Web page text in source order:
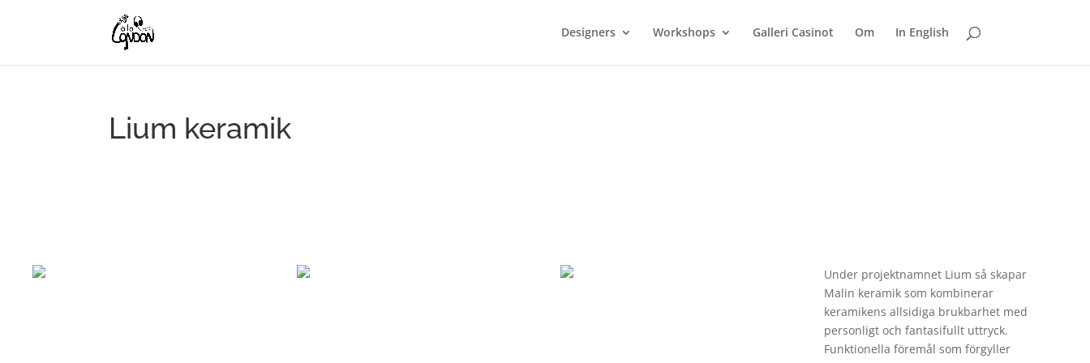
Designers Workshops Galleri Casinot Om In English
Lium keramik
Under projektnamnet Lium så skapar
Malin keramik som kombinerar
keramikens allsidiga brukbarhet med
personligt och fantasifullt uttryck.
Funktionella föremål som förgyller